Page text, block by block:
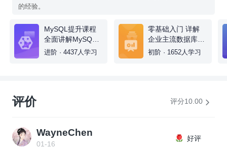
的经验。
MySQL提升课程
全面讲解MySQL
架构设计
进阶 · 4437人学习
零基础入门 详解
企业主流数据库
MySQL8.0
初阶 · 1652人学习
评价 评分10.00
WayneChen
01-16
好评